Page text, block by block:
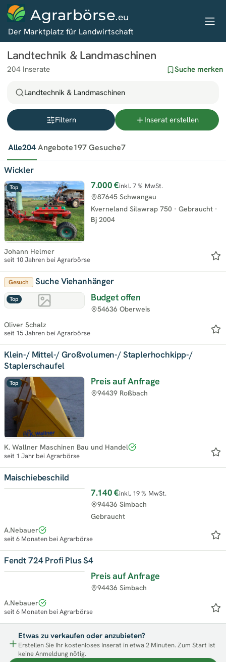
Agrarbörse.eu
Der Marktplatz für Landwirtschaft
Landtechnik & Landmaschinen
204 Inserate Suche merken
Landtechnik & Landmaschinen
Filtern Inserat erstellen
Alle204Angebote197Gesuche7
Top
Wickler
7.000 €inkl. 7 % MwSt.
Kverneland Silawrap 750 · Gebraucht ·
Bj 2004
87645 Schwangau
Johann Helmer
seit 10 Jahren bei Agrarbörse
Top
Gesuch Suche Viehanhänger
Budget offen
54636 Oberweis
Oliver Schalz
seit 15 Jahren bei Agrarbörse
Top
Klein-/ Mittel-/ Großvolumen-/ Staplerhochkipp-/
Staplerschaufel
Preis auf Anfrage
94439 Roßbach
K. Wallner Maschinen Bau und Handel
seit 1 Jahr bei Agrarbörse
Maischiebeschild
7.140 €inkl. 19 % MwSt.
Gebraucht
94436 Simbach
A.Nebauer
seit 6 Monaten bei Agrarbörse
Fendt 724 Profi Plus S4
Preis auf Anfrage
94436 Simbach
A.Nebauer
seit 6 Monaten bei Agrarbörse
Etwas zu verkaufen oder anzubieten?
Erstellen Sie Ihr kostenloses Inserat in etwa 2 Minuten. Zum Start ist
keine Anmeldung nötig.